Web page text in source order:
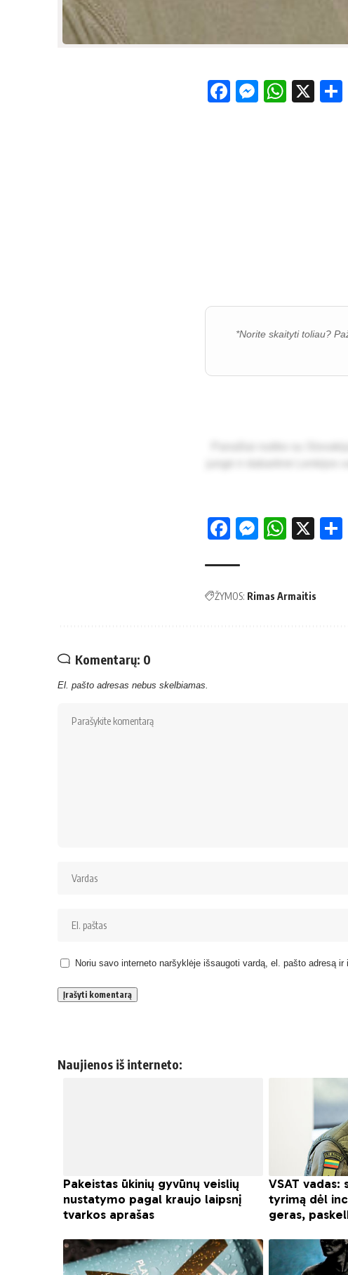
Facebook
X
*Norite skaityti toliau?
Facebook
X
ŽYMOS: Rimas Armaitis
Komentarų: 0
El. pašto adresas nebus skelbiamas.
Noriu savo interneto naršyklėje išsaugoti vardą, el. pašto adresą
Naujienos iš interneto: